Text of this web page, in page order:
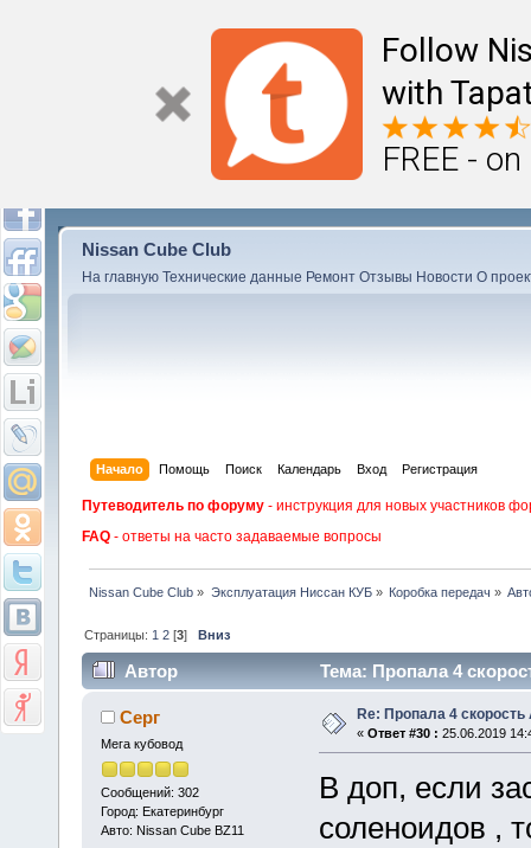
Follow
with
FREE -
Nissan Cube Club
На главную Технические данные Ремонт Отзывы Новости О
Начало Помощь Поиск Календарь Вход Регистрация
Путеводитель по форуму - инструкция для новых участников
FAQ - ответы на часто задаваемые вопросы
Nissan Cube Club » Эксплуатация Ниссан КУБ» Коробка передач »
Страницы: 1 2 [3]Вниз
Автор Тема: Пропала 4
Серг
Мега кубовод
Сообщений: 302
Город: Екатеринбург
Авто: Nissan Cube BZ11
Re: Пропала 4
« Ответ #30 : 25.06.2019
В доп, если
соленоидов ,